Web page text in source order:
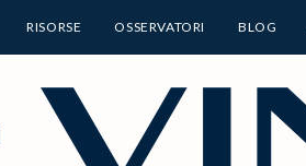
RISORSE OSSERVATORI BLOG